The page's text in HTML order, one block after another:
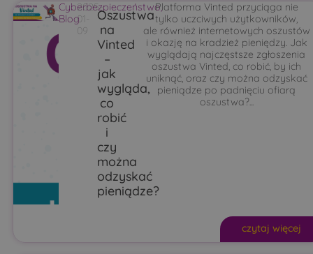
Cyberbezpieczeństwo,
Blog
2025-
01-
09
Oszustwa
na
Vinted
–
jak
wygląda,
co
robić
i
czy
można
odzyskać
pieniądze?
Platforma Vinted przyciąga nie
tylko uczciwych użytkowników,
ale również internetowych oszustów
i okazję na kradzież pieniędzy. Jak
wyglądają najczęstsze zgłoszenia
oszustwa Vinted, co robić, by ich
uniknąć, oraz czy można odzyskać
pieniądze po padnięciu ofiarą
oszustwa?...
czytaj więcej